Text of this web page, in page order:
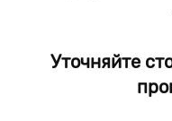
От
Уточняйте